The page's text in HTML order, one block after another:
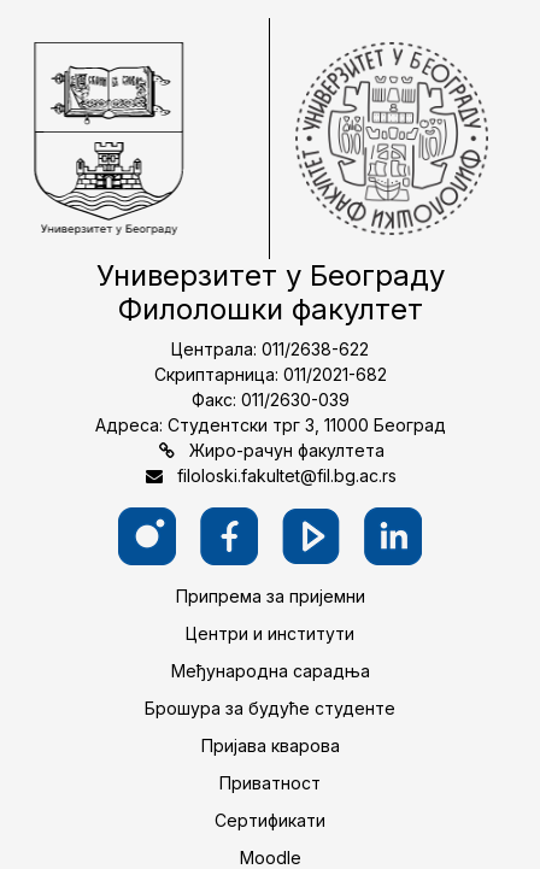
Универзитет у Београду
Филолошки факултет
Централа: 011/2638-622
Скриптарница: 011/2021-682
Факс: 011/2630-039
Адреса: Студентски трг 3, 11000 Београд
Жиро-рачун факултета
filoloski.fakultet@fil.bg.ac.rs
Припрема за пријемни
Центри и институти
Међународна сарадња
Брошура за будуће студенте
Пријава кварова
Приватност
Сертификати
Moodle